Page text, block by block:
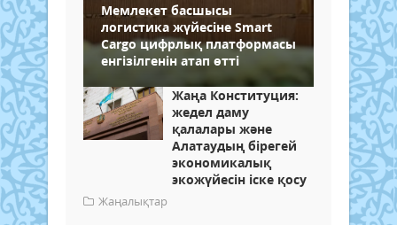
Мемлекет басшысы
логистика жүйесіне Smart
Cargo цифрлық платформасы
енгізілгенін атап өтті
Жаңа Конституция:
жедел даму
қалалары және
Алатаудың бірегей
экономикалық
экожүйесін іске қосу
Жаңалықтар